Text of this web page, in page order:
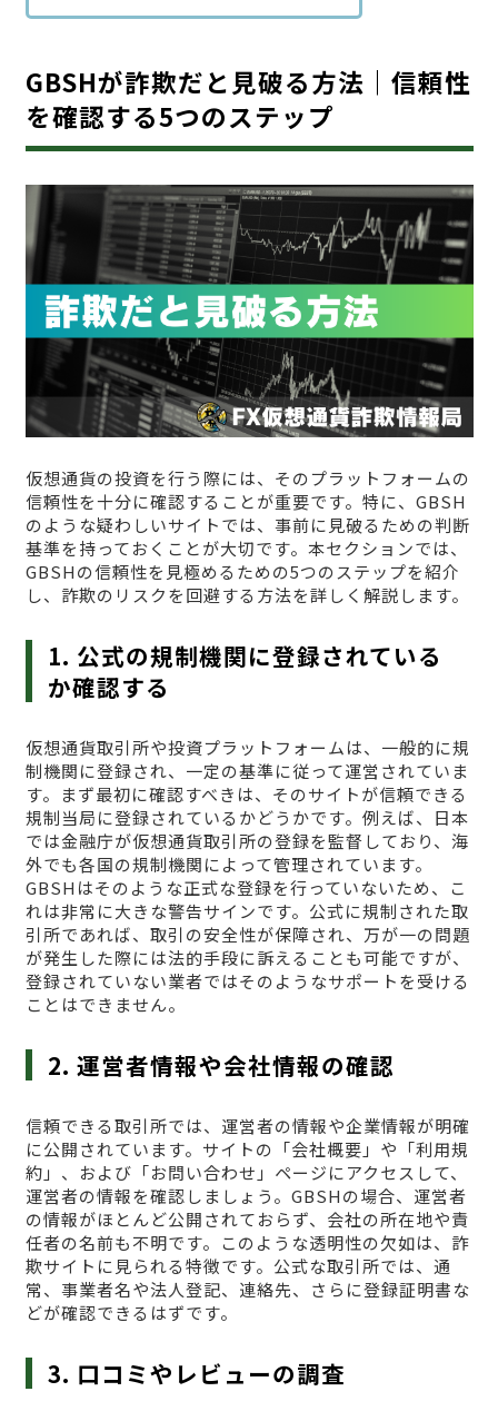
GBSHが詐欺だと見破る方法｜信頼性
を確認する5つのステップ
仮想通貨の投資を行う際には、そのプラットフォームの
信頼性を十分に確認することが重要です。特に、GBSH
のような疑わしいサイトでは、事前に見破るための判断
基準を持っておくことが大切です。本セクションでは、
GBSHの信頼性を見極めるための5つのステップを紹介
し、詐欺のリスクを回避する方法を詳しく解説します。
1. 公式の規制機関に登録されている
か確認する
仮想通貨取引所や投資プラットフォームは、一般的に規
制機関に登録され、一定の基準に従って運営されていま
す。まず最初に確認すべきは、そのサイトが信頼できる
規制当局に登録されているかどうかです。例えば、日本
では金融庁が仮想通貨取引所の登録を監督しており、海
外でも各国の規制機関によって管理されています。
GBSHはそのような正式な登録を行っていないため、こ
れは非常に大きな警告サインです。公式に規制された取
引所であれば、取引の安全性が保障され、万が一の問題
が発生した際には法的手段に訴えることも可能ですが、
登録されていない業者ではそのようなサポートを受ける
ことはできません。
2. 運営者情報や会社情報の確認
信頼できる取引所では、運営者の情報や企業情報が明確
に公開されています。サイトの「会社概要」や「利用規
約」、および「お問い合わせ」ページにアクセスして、
運営者の情報を確認しましょう。GBSHの場合、運営者
の情報がほとんど公開されておらず、会社の所在地や責
任者の名前も不明です。このような透明性の欠如は、詐
欺サイトに見られる特徴です。公式な取引所では、通
常、事業者名や法人登記、連絡先、さらに登録証明書な
どが確認できるはずです。
3. 口コミやレビューの調査